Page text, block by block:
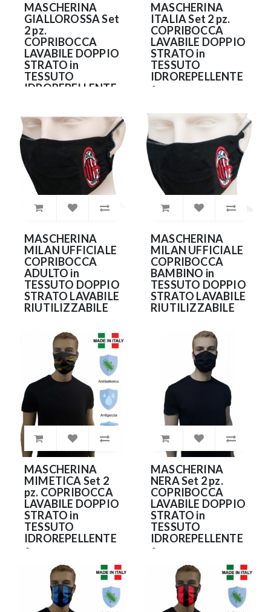
MASCHERINA
GIALLOROSSA Set
2 pz.
COPRIBOCCA
LAVABILE DOPPIO
STRATO in
TESSUTO
IDROREPELLENTE
(NO DPI)
9.90€
MASCHERINA
ITALIA Set 2 pz.
COPRIBOCCA
LAVABILE DOPPIO
STRATO in
TESSUTO
IDROREPELLENTE
e
(NO DPI)
9.90€
MASCHERINA
MILAN UFFICIALE
COPRIBOCCA
ADULTO in
TESSUTO DOPPIO
STRATO LAVABILE
RIUTILIZZABILE
MASCHERINA
MILAN UFFICIALE
COPRIBOCCA
BAMBINO in
TESSUTO DOPPIO
STRATO LAVABILE
RIUTILIZZABILE
MASCHERINA
MIMETICA Set 2
pz. COPRIBOCCA
LAVABILE DOPPIO
STRATO in
TESSUTO
IDROREPELLENTE
e
(NO DPI)
MASCHERINA
NERA Set 2 pz.
COPRIBOCCA
LAVABILE DOPPIO
STRATO in
TESSUTO
IDROREPELLENTE
e
ANTIBATTERICO
(NO DPI)